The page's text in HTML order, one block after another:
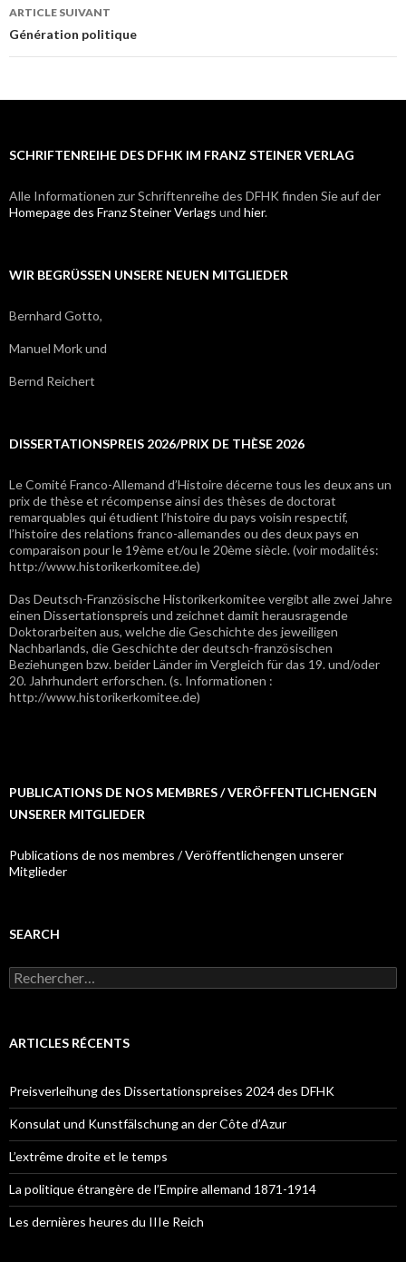
articles
ARTICLE SUIVANT
Génération politique
SCHRIFTENREIHE DES DFHK IM FRANZ STEINER VERLAG
Alle Informationen zur Schriftenreihe des DFHK finden Sie auf der
Homepage des Franz Steiner Verlags und hier.
WIR BEGRÜSSEN UNSERE NEUEN MITGLIEDER
Bernhard Gotto,
Manuel Mork und
Bernd Reichert
DISSERTATIONSPREIS 2026/PRIX DE THÈSE 2026
Le Comité Franco-Allemand d’Histoire décerne tous les deux ans un
prix de thèse et récompense ainsi des thèses de doctorat
remarquables qui étudient l’histoire du pays voisin respectif,
l’histoire des relations franco-allemandes ou des deux pays en
comparaison pour le 19ème et/ou le 20ème siècle. (voir modalités:
http://www.historikerkomitee.de)
Das Deutsch-Französische Historikerkomitee vergibt alle zwei Jahre
einen Dissertationspreis und zeichnet damit herausragende
Doktorarbeiten aus, welche die Geschichte des jeweiligen
Nachbarlands, die Geschichte der deutsch-französischen
Beziehungen bzw. beider Länder im Vergleich für das 19. und/oder
20. Jahrhundert erforschen. (s. Informationen :
http://www.historikerkomitee.de)
PUBLICATIONS DE NOS MEMBRES / VERÖFFENTLICHENGEN
UNSERER MITGLIEDER
Publications de nos membres / Veröffentlichengen unserer
Mitglieder
SEARCH
R
e
e
h
e
r
:
ARTICLES RÉCENTS
Preisverleihung des Dissertationspreises 2024 des DFHK
Konsulat und Kunstfälschung an der Côte d’Azur
L’extrême droite et le temps
La politique étrangère de l’Empire allemand 1871-1914
Les dernières heures du IIIe Reich